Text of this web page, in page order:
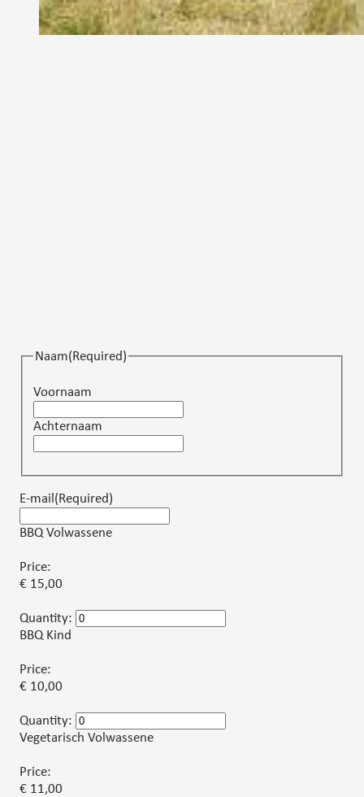
Naam(Required)
Voornaam
Achternaam
E-mail(Required)
BBQ Volwassene
Price:
€ 15,00
Quantity:
BBQ Kind
Price:
€ 10,00
Quantity:
Vegetarisch Volwassene
Price:
€ 11,00